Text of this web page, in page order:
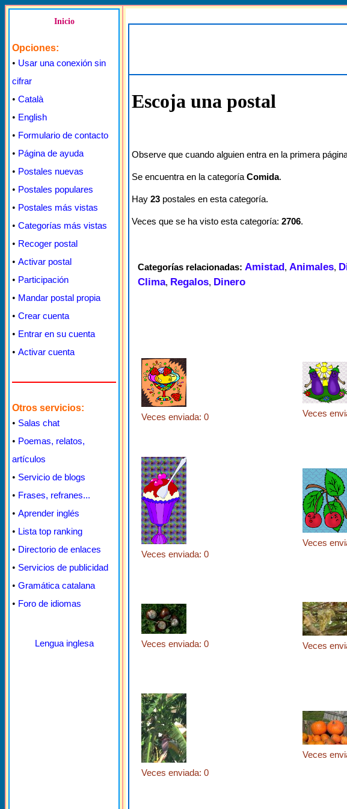
Inicio
Opciones:
• Usar una conexión sin
cifrar
• Català
• English
• Formulario de contacto
• Página de ayuda
• Postales nuevas
• Postales populares
• Postales más vistas
• Categorías más vistas
• Recoger postal
• Activar postal
• Participación
• Mandar postal propia
• Crear cuenta
• Entrar en su cuenta
• Activar cuenta
Otros servicios:
• Salas chat
• Poemas, relatos,
artículos
• Servicio de blogs
• Frases, refranes...
• Aprender inglés
• Lista top ranking
• Directorio de enlaces
• Servicios de publicidad
• Gramática catalana
• Foro de idiomas
Lengua inglesa
Escoja una postal
Observe que cuando alguien entra en la primera
Se encuentra en la categoría Comida.
Hay 23 postales en esta categoría.
Veces que se ha visto esta categoría: 2706.
Categorías relacionadas: Amistad, Animales,
Clima, Regalos, Dinero
Veces enviada: 0
Veces
Veces enviada: 0
Veces
Veces enviada: 0 Veces
Veces enviada: 0
Veces